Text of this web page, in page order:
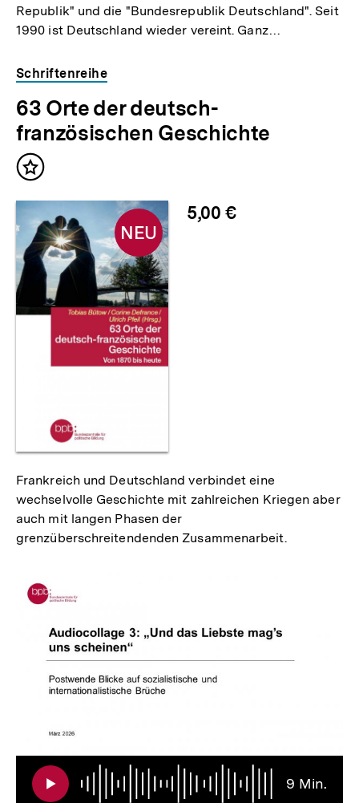
Republik" und die "Bundesrepublik Deutschland". Seit
1990 ist Deutschland wieder vereint. Ganz…
Schriftenreihe
63 Orte der deutsch-
französischen Geschichte
Neu
imInhalt
NEU
5,00 €
Frankreich und Deutschland verbindet eine
wechselvolle Geschichte mit zahlreichen Kriegen aber
auch mit langen Phasen der
grenzüberschreitendenden Zusammenarbeit.
9 Min.